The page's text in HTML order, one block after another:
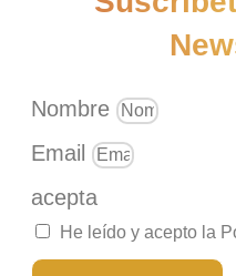
Nombre
Email
acepta
He leído y acepto la